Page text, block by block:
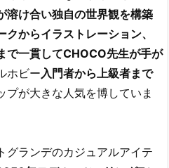
溶け合い独自の世界観を構築
クからイラストレーション、
で一貫してCHOCO先生が手が
ホビー入門者から上級者まで
プが大きな人気を博していま
グランデのカジュアルアイテ